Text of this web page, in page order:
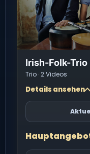
Irish-Folk-Trio
Trio · 2 Videos
Details ansehen